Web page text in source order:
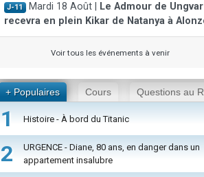
J-11 Mardi 18 Août |
Le Admour de Ungvar
recevra en plein Kikar de Natanya à
Voir tous les événements à venir
+ Populaires Cours Questions au
1 Histoire - À bord du Titanic
2
URGENCE - Diane, 80 ans, en danger dans un
appartement insalubre